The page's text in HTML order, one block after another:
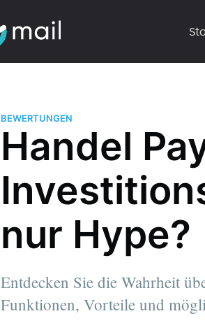
BEWERTUNGEN
Handel
nur Hype?
Entdecken Sie die Wahrheit
Funktionen, Vorteile und